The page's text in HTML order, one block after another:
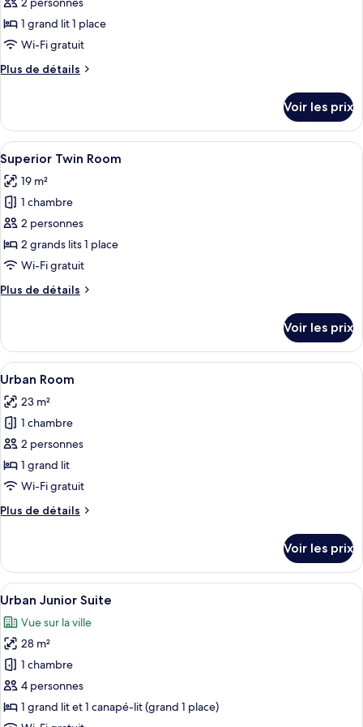
ce
type
chambre :
1 grand lit 1 place
Wi-Fi gratuit
Plus de détails
Plus
le
type
de
chambre
Superior
Room
Voir les prix
Afficher
toutes
les
photos
pour
ce
type
chambre :
Room
Une chambre d’hôtel comprenant
6
Superior Twin Room
19 m²
1 chambre
2 personnes
2 grands lits 1 place
Wi-Fi gratuit
Plus de détails
Plus
le
type
de
Superior
Twin
Voir les prix
Afficher
toutes
les
photos
pour
ce
type
chambre :
Un lit bien fait, avec du linge de lit
5
Urban Room
23 m²
1 chambre
2 personnes
1 grand lit
Wi-Fi gratuit
Plus de détails
Plus
le
type
de
Urban
Room
Voir les prix
Afficher
toutes
les
photos
pour
ce
type
de
Une chambre d’hôtel moderne
7
Urban Junior Suite
Vue sur la ville
28 m²
1 chambre
4 personnes
1 grand lit et 1 canapé-lit (grand 1 place)